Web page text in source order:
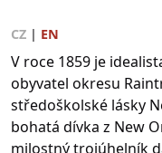
CZ | EN
V roce 1859 je
obyvatel okresu
středoškolské lásky
bohatá dívka z New
milostný trojúhelník